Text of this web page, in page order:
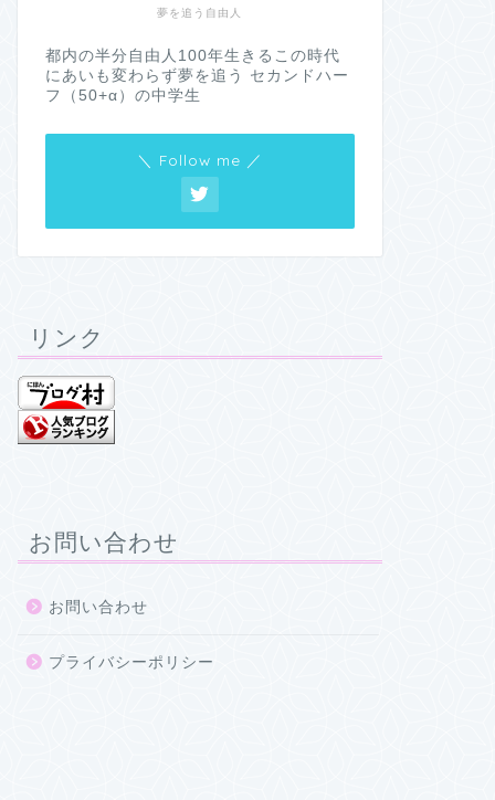
夢を追う自由人
都内の半分自由人100年生きるこの時代
にあいも変わらず夢を追う セカンドハー
フ（50+α）の中学生
＼ Follow me ／
リンク
お問い合わせ
お問い合わせ
プライバシーポリシー